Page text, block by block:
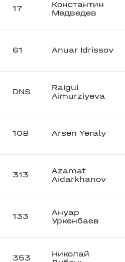
17
Константин
Медведев
61 Anuar Idrissov
DNS
Raigul
Aimurziyeva
108 Arsen Yeraly
313
Azamat
Aidarkhanov
133
Ануар
Уркенбаев
353
Николай